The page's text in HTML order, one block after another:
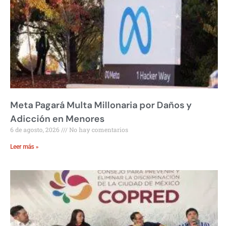
Meta Pagará Multa Millonaria por Daños y
Adicción en Menores
6 de agosto, 2026 No hay comentarios
Leer más »